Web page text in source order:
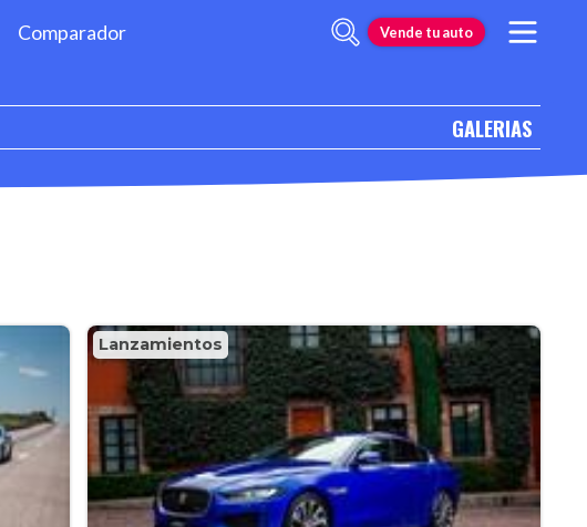
Comparador Vende tu auto
GALERIAS
Lanzamientos